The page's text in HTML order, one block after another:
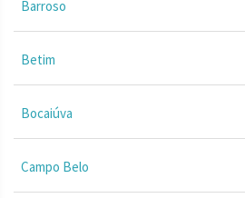
Barroso
Betim
Bocaiúva
Campo Belo